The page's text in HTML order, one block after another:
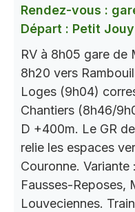
Rendez-vous :
Départ : Petit
RV à 8h05 gare de
8h20 vers
Loges (9h04)
Chantiers (8h46/
D +400m. Le GR
relie les espaces
Couronne.
Fausses-Reposes,
Louveciennes.